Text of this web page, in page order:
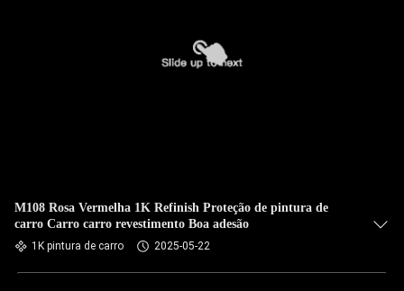
M108 Rosa Vermelha 1K Refinish Proteção de pintura de
carro Carro carro revestimento Boa adesão
1K pintura de carro 2025-05-22